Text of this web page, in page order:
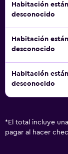
Habitación
desconocido
Habitación
desconocido
Habitación
desconocido
* El total incluye
pagar al hacer